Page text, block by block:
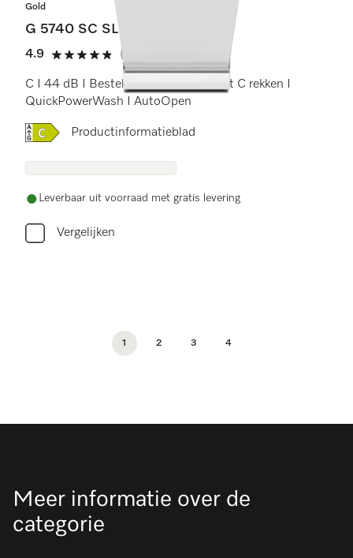
Gold
G 5740 SC SL
4.9
4.9 sterren op 5
(8 beoordelingen)
C I 44 dB I Besteklade I ExtraComfort C rekken I
QuickPowerWash I AutoOpen
Online Label Flag, Energielabel
Productinformatieblad
Leverbaar uit voorraad met gratis levering
Vergelijken
1 2 3 4
Meer informatie over de
categorie